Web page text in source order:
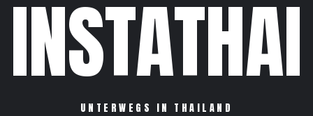
INSTATHAI
UNTERWEGS IN THAILAND